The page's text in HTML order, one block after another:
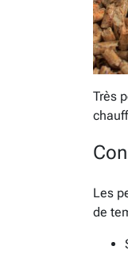
Très
Les
de